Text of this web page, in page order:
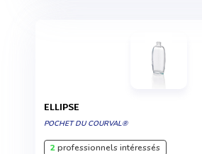
ELLIPSE
POCHET DU COURVAL®
2professionnels intéressés